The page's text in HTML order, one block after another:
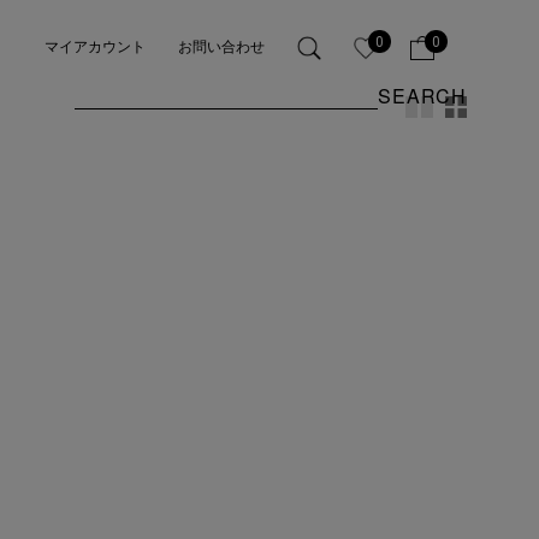
マイアカウント お問い合わせ 0 0
SEARCH